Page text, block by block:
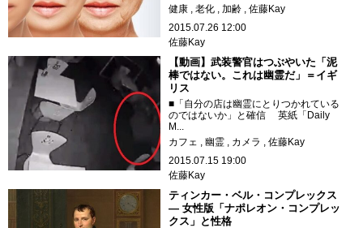
健康
老化 加齢
佐藤Kay
2015.07.26 12:00
佐藤Kay
【動画】武装警官はつぶやいた「泥
棒ではない。これは幽霊だ」＝イギ
リス
■「自分の店は幽霊にとりつかれている
のではないか」と確信 英紙「Daily
M...
カフェ
幽霊 カメラ
佐藤Kay
2015.07.15 19:00
佐藤Kay
ティンカー・ベル・コンプレックス
― 女性版「ナポレオン・コンプレッ
クス」と性格